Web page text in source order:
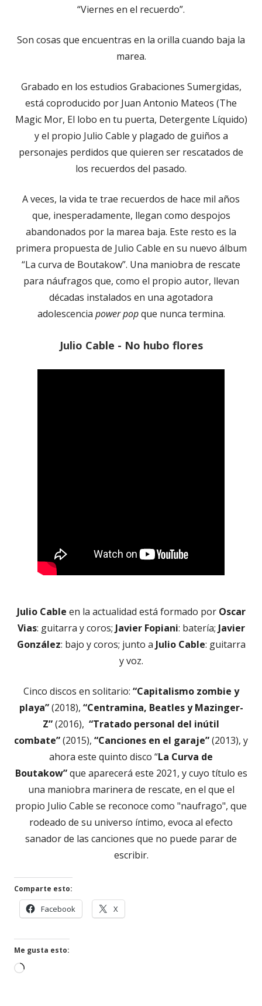
“Viernes en el recuerdo”.
Son cosas que encuentras en la orilla cuando baja la
marea.
Grabado en los estudios Grabaciones Sumergidas,
está coproducido por Juan Antonio Mateos (The
Magic Mor, El lobo en tu puerta, Detergente Líquido)
y el propio Julio Cable y plagado de guiños a
personajes perdidos que quieren ser rescatados de
los recuerdos del pasado.
A veces, la vida te trae recuerdos de hace mil años
que, inesperadamente, llegan como despojos
abandonados por la marea baja. Este resto es la
primera propuesta de Julio Cable en su nuevo álbum
“La curva de Boutakow”. Una maniobra de rescate
para náufragos que, como el propio autor, llevan
décadas instalados en una agotadora
adolescencia power popque nunca termina.
Julio Cable - No hubo flores
Julio Cable en la actualidad está formado por Oscar
Vias: guitarra y coros; Javier Fopiani: batería; Javier
González: bajo y coros; junto a Julio Cable: guitarra
y voz.
Cinco discos en solitario: “Capitalismo zombie y
playa”(2018), “Centramina, Beatles y Mazinger-
Z”(2016), “Tratado personal del inútil
combate”(2015), “Canciones en el garaje”(2013), y
ahora este quinto disco “La Curva de
Boutakow”que aparecerá este 2021, y cuyo título es
una maniobra marinera de rescate, en el que el
propio Julio Cable se reconoce como "naufrago", que
rodeado de su universo íntimo, evoca al efecto
sanador de las canciones que no puede parar de
escribir.
Comparte esto:
Facebook
en
X
en
Me gusta esto:
Cargando...